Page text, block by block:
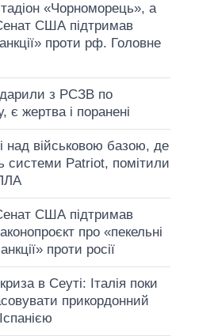
«Чорноморець», а
США підтримав
проти рф. Головне
з РСЗВ по
є жертва і поранені
над військовою базою, де
системи Patriot, помітили
США підтримав
про «пекельні
проти росії
в Сеуті: Італія поки
прикордонний